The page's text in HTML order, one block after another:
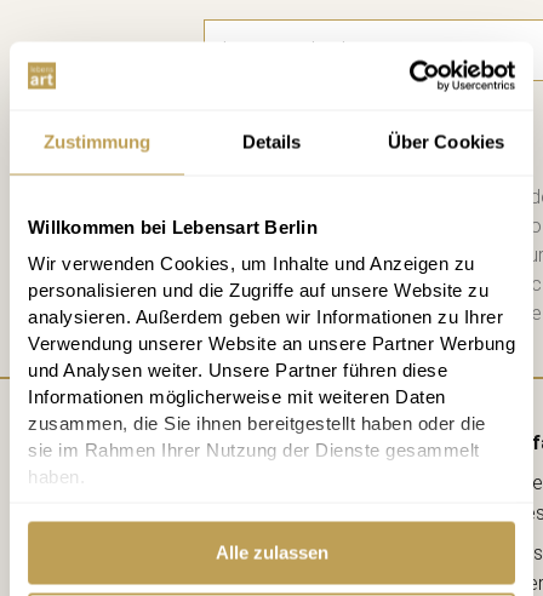
Zustimmung Details Über Cookies
Willkommen bei Lebensart Berlin
Wir verwenden Cookies, um Inhalte und Anzeigen zu
personalisieren und die Zugriffe auf unsere Website zu
analysieren. Außerdem geben wir Informationen zu Ihrer
Verwendung unserer Website an unsere Partner Werbung
und Analysen weiter. Unsere Partner führen diese
Informationen möglicherweise mit weiteren Daten
zusammen, die Sie ihnen bereitgestellt haben oder die
sie im Rahmen Ihrer Nutzung der Dienste gesammelt
haben.
Alle zulassen
Anmelden
Bitte schicken Sie mir bis zum
zweiwöchigen Newsletter mit
Datenschutzerklärung
habe ich
diese. Jederzeit abbestellbar.
Mail einen 10 € Gutschein für die
12163